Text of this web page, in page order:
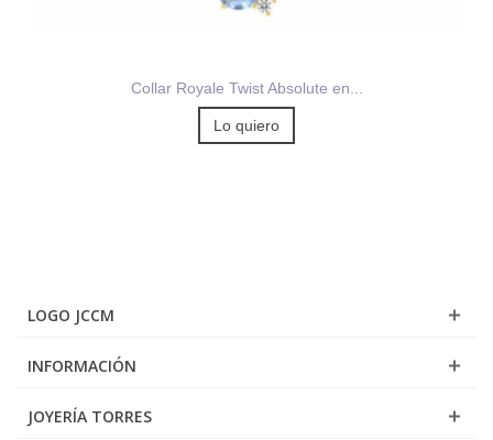
Collar Royale Twist Absolute en...
Lo quiero
LOGO JCCM
INFORMACIÓN
JOYERÍA TORRES